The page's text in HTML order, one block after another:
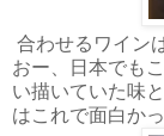
合わせるワイン
おー、日本でも
い描いていた味
はこれで面白かっ